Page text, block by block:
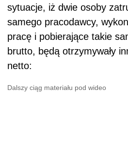
sytuacje, iż dwie osoby
samego pracodawcy,
pracę i pobierające takie
brutto, będą otrzymywały
netto:
Dalszy ciąg materiału pod wideo